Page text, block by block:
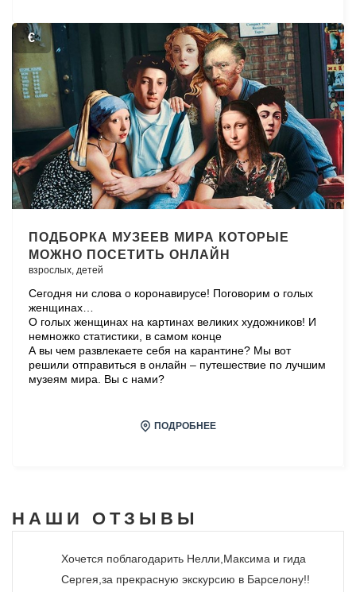
€
ПОДБОРКА МУЗЕЕВ МИРА КОТОРЫЕ
МОЖНО ПОСЕТИТЬ ОНЛАЙН
взрослых, детей
Сегодня ни слова о коронавирусе! Поговорим о голых
женщинах…
О голых женщинах на картинах великих художников! И
немножко статистики, в самом конце
А вы чем развлекаете себя на карантине? Мы вот
решили отправиться в онлайн – путешествие по лучшим
музеям мира. Вы с нами?
ПОДРОБНЕЕ
НАШИ ОТЗЫВЫ
Хочется поблагодарить Нелли,Максима и гида
Сергея,за прекрасную экскурсию в Барселону!!